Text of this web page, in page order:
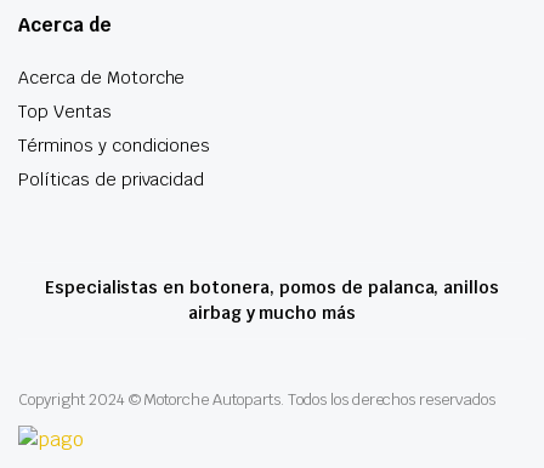
Acerca de
Acerca de Motorche
Top Ventas
Términos y condiciones
Políticas de privacidad
Especialistas en botonera, pomos de palanca, anillos
airbag y mucho más
Copyright 2024 © Motorche Autoparts. Todos los derechos reservados